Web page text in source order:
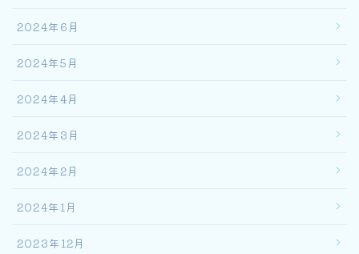
2024年6月
2024年5月
2024年4月
2024年3月
2024年2月
2024年1月
2023年12月